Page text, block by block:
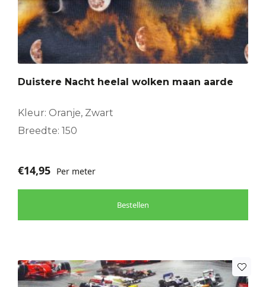
Duistere Nacht heelal wolken maan aarde
Kleur: Oranje, Zwart
Breedte: 150
€14,95 Per meter
Bestellen